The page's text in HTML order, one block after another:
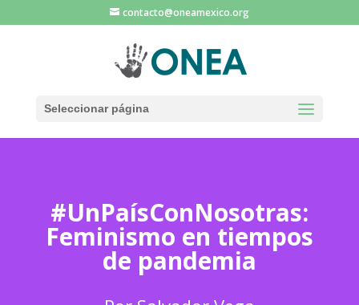
contacto@oneamexico.org
Seleccionar página
#UnPaísConNosotras:
Feminismo en tiempos
de pandemia